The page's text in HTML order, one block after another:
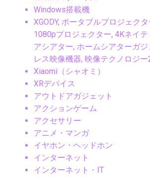
Windows搭載機
XGODY, ポータブルプロジェク
1080pプロジェクター, 4Kネイテ
アシアター, ホームシアターガ
レス映像機器, 映像テクノロジー
Xiaomi（シャオミ）
XRデバイス
アウトドアガジェット
アクションゲーム
アクセサリー
アニメ・マンガ
イヤホン・ヘッドホン
インターネット
インターネット・IT